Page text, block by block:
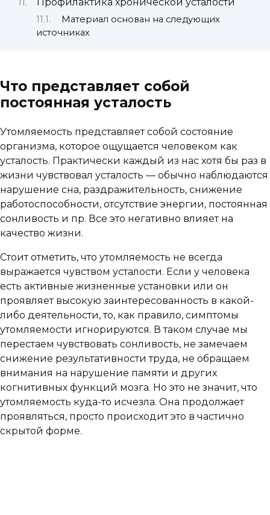
Материал основан на следующих
источниках
Что представляет собой
постоянная усталость
Утомляемость представляет собой состояние
организма, которое ощущается человеком как
усталость. Практически каждый из нас хотя бы раз в
жизни чувствовал усталость — обычно наблюдаются
нарушение сна, раздражительность, снижение
работоспособности, отсутствие энергии, постоянная
сонливость и пр. Все это негативно влияет на
качество жизни.
Стоит отметить, что утомляемость не всегда
выражается чувством усталости. Если у человека
есть активные жизненные установки или он
проявляет высокую заинтересованность в какой-
либо деятельности, то, как правило, симптомы
утомляемости игнорируются. В таком случае мы
перестаем чувствовать сонливость, не замечаем
снижение результативности труда, не обращаем
внимания на нарушение памяти и других
когнитивных функций мозга. Но это не значит, что
утомляемость куда-то исчезла. Она продолжает
проявляться, просто происходит это в частично
скрытой форме.